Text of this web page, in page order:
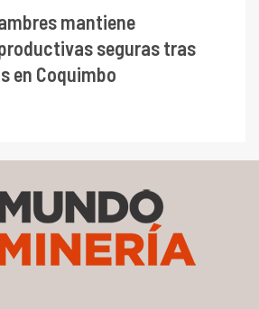
mantiene
seguras tras
en Coquimbo